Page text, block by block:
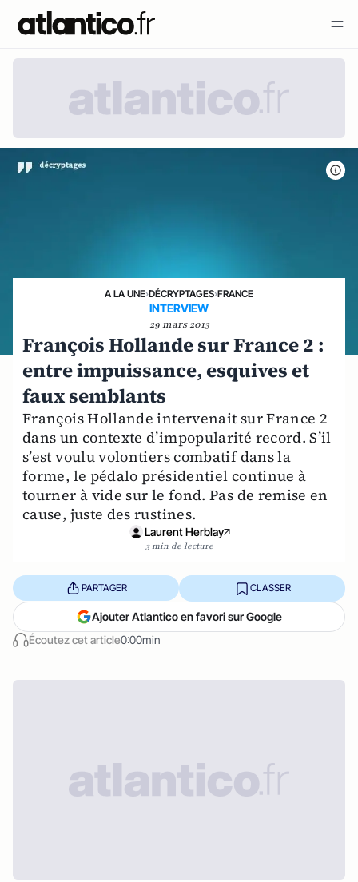
A LA UNE›DÉCRYPTAGES›FRANCE
INTERVIEW
29 mars 2013
François Hollande sur France 2 :
entre impuissance, esquives et
faux semblants
François Hollande intervenait sur France 2
dans un contexte d’impopularité record. S’il
s’est voulu volontiers combatif dans la
forme, le pédalo présidentiel continue à
tourner à vide sur le fond. Pas de remise en
cause, juste des rustines.
Laurent Herblay
3 min de lecture
Écoutez cet article0:00min
PARTAGER CLASSER
Ajouter Atlantico en favori sur Google